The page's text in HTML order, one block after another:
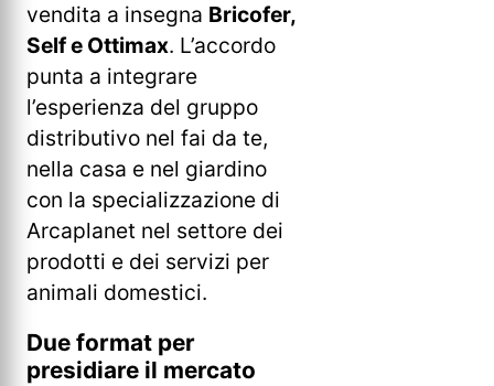
vendita a insegna Bricofer,
Self e Ottimax. L’accordo
punta a integrare
l’esperienza del gruppo
distributivo nel fai da te,
nella casa e nel giardino
con la specializzazione di
Arcaplanet nel settore dei
prodotti e dei servizi per
animali domestici.
Due format per
presidiare il mercato